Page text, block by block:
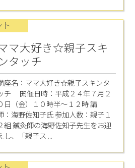
マ大好き☆親子スキ
タッチ
座名：ママ大好き☆親子スキンタ
チ 開催日時：平成２４年７月２
日（金）１０時半～１２時 講
：海野佐知子氏 参加人数：親子１
組 鍼灸師の海野佐知子先生をお迎
し、「親子ス ...